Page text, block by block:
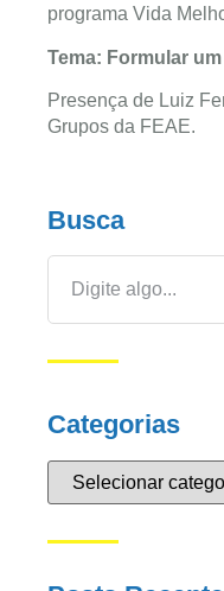
programa Vida
Tema: Formular
Presença de Luiz
Grupos da FEAE.
Busca
Categorias